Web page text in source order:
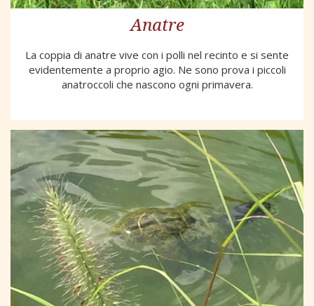
Anatre
La coppia di anatre vive con i polli nel recinto e si sente
evidentemente a proprio agio. Ne sono prova i piccoli
anatroccoli che nascono ogni primavera.